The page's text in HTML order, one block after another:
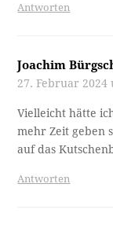
Antworten
Joachim
27. Februar 2024
Vielleicht hätte
mehr Zeit geben
auf das
Antworten